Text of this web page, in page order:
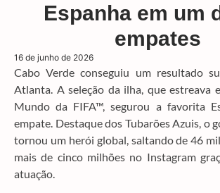
Espanha em um
empates
16 de junho de 2026
Cabo Verde conseguiu um resultado
Atlanta. A seleção da ilha, que estreava
Mundo da FIFA™, segurou a favorita
empate. Destaque dos Tubarões Azuis, o
tornou um herói global, saltando de 46
mais de cinco milhões no Instagram
atuação.